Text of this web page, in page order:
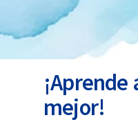
mejor!